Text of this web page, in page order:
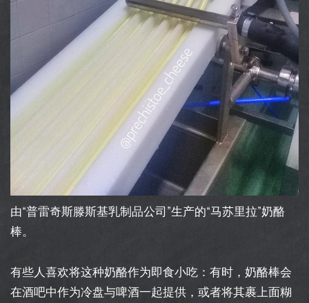
由“普雷奇斯滕斯基乳制品公司”生产的“马苏里拉”奶酪
棒。
有些人喜欢将这种奶酪作为即食小吃：有时，奶酪棒会
在酒吧中作为冷盘与啤酒一起提供，或者将其裹上面糊